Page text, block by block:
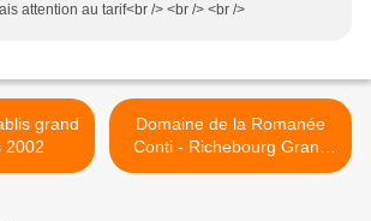
attention au tarif<br /> <br /> <br />
2002
Domaine de la Romanée
Conti - Richebourg Grand
cru 2004 >